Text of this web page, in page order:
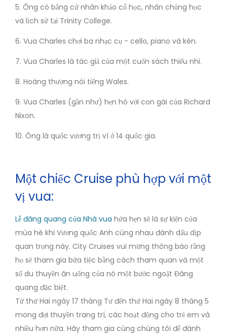
5. Ông có bằng cử nhân khảo cổ học, nhân chủng học
và lịch sử tại Trinity College.
6. Vua Charles chơi ba nhạc cụ - cello, piano và kèn.
7. Vua Charles là tác giả của một cuốn sách thiếu nhi.
8. Hoàng thượng nói tiếng Wales.
9. Vua Charles (gần như) hẹn hò với con gái của Richard
Nixon.
10. Ông là quốc vương trị vì ở 14 quốc gia.
Một chiếc Cruise phù hợp với một
vị vua:
Lễ đăng quang của Nhà vua hứa hẹn sẽ là sự kiện của
mùa hè khi Vương quốc Anh cùng nhau đánh dấu dịp
quan trọng này. City Cruises vui mừng thông báo rằng
họ sẽ tham gia bữa tiệc bằng cách tham quan và một
số du thuyền ăn uống của nó một bước ngoặt Đăng
quang đặc biệt.
Từ thứ Hai ngày 17 tháng Tư đến thứ Hai ngày 8 tháng 5
mong đợi thuyền trang trí, các hoạt động cho trẻ em và
nhiều hơn nữa. Hãy tham gia cùng chúng tôi để đánh